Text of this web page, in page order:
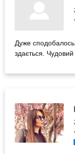
Дуже
здається. Чудовий